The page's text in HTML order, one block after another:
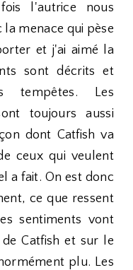
l'autrice nous
menace qui pèse
et j'ai aimé la
sont décrits et
tempêtes. Les
toujours aussi
dont Catfish va
ceux qui veulent
a fait. On est donc
ce que ressent
sentiments vont
Catfish et sur le
plu. Les